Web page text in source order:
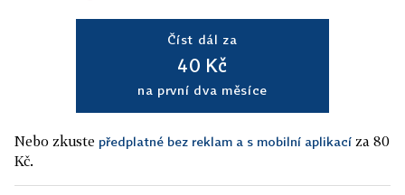
Číst dál za
40 Kč
na první dva měsíce
Nebo zkuste předplatné bez reklam a s mobilní aplikací za 80
Kč.